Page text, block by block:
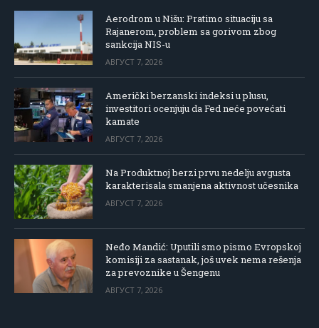
Aerodrom u Nišu: Pratimo situaciju sa
Rajanerom, problem sa gorivom zbog
sankcija NIS-u
АВГУСТ 7, 2026
Američki berzanski indeksi u plusu,
investitori ocenjuju da Fed neće povećati
kamate
АВГУСТ 7, 2026
Na Produktnoj berzi prvu nedelju avgusta
karakterisala smanjena aktivnost učesnika
АВГУСТ 7, 2026
Neđo Mandić: Uputili smo pismo Evropskoj
komisiji za sastanak, još uvek nema rešenja
za prevoznike u Šengenu
АВГУСТ 7, 2026